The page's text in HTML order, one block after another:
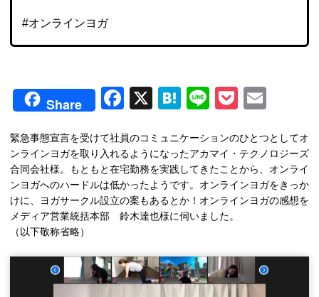
#オンラインヨガ
Share Facebook
X Hatena
LinePocket
緊急事態宣言を受けて社員のコミュニケーションのひとつとしてオ
ンラインヨガを取り入れるようになったアカマイ・テクノロジーズ
合同会社様。もともと在宅勤務を実践してきたことから、オンライ
ンヨガへのハードルは低かったようです。オンラインヨガをきっか
けに、ヨガサークル設立の案もあるとか！オンラインヨガの感想を
メディア営業統括本部 鈴木達也様に伺いました。
（以下敬称省略）